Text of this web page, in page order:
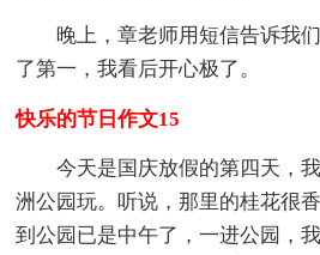
晚上，章老师用短信告诉我
了第一，我看后开心极了。
快乐的节日作文15
今天是国庆放假的第四天，
洲公园玩。听说，那里的桂花很
到公园已是中午了，一进公园，